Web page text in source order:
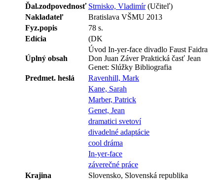
Ďal.zodpovednosť Strnisko, Vladimír(Učiteľ)
Nakladateľ
Bratislava VŠMU 2013
Fyz.popis
78 s.
Edícia
(DK
Úplný obsah
Úvod In-yer-face divadlo Faust Faidra
Don Juan Záver Praktická časť Jean
Genet: Slúžky Bibliografia
Predmet. heslá
Ravenhill, Mark
Kane, Sarah
Marber, Patrick
Genet, Jean
dramatici svetoví
divadelné adaptácie
cool dráma
In-yer-face
záverečné práce
Krajina
Slovensko, Slovenská republika